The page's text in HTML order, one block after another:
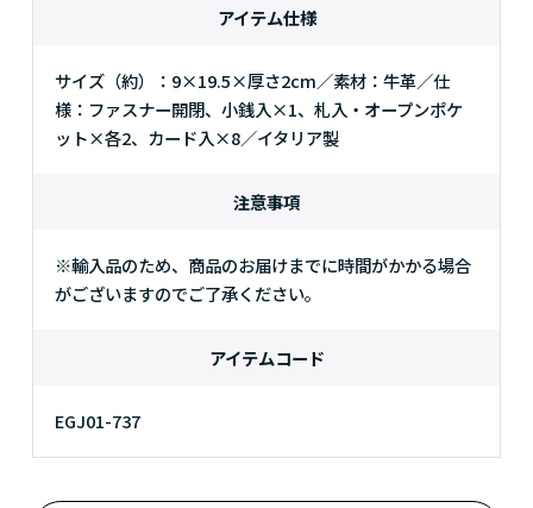
アイテム仕様
サイズ（約）：9×19.5×厚さ2cm／素材：牛革／仕
様：ファスナー開閉、小銭入×1、札入・オープンポケ
ット×各2、カード入×8／イタリア製
注意事項
※輸入品のため、商品のお届けまでに時間がかかる場合
がございますのでご了承ください。
アイテムコード
EGJ01-737